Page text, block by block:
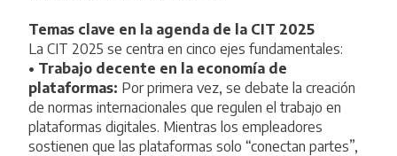
Temas clave en la agenda de la CIT 2025
La CIT 2025 se centra en cinco ejes fundamentales:
• Trabajo decente en la economía de
plataformas: Por primera vez, se debate la creación
de normas internacionales que regulen el trabajo en
plataformas digitales. Mientras los empleadores
sostienen que las plataformas solo “conectan partes”,